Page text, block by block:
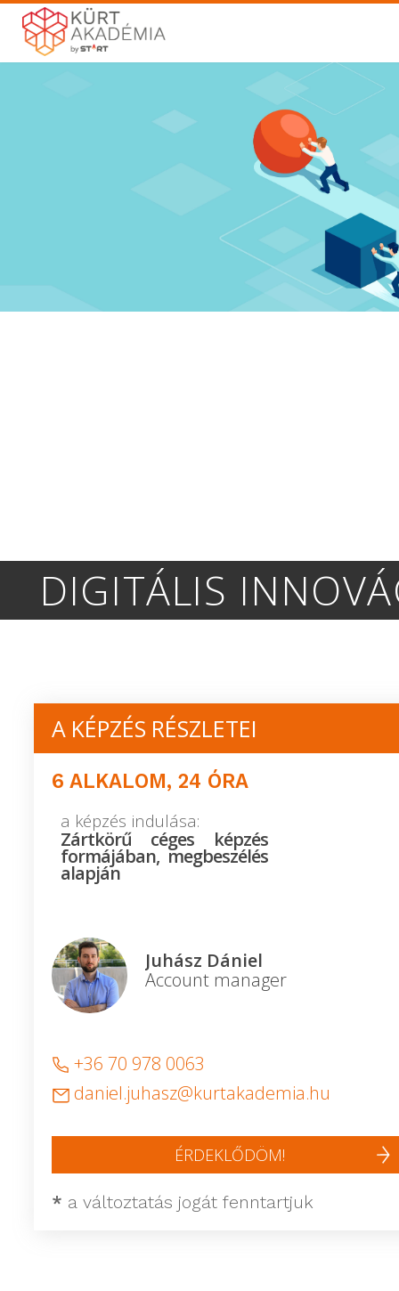
DIGITÁLIS
A KÉPZÉS RÉSZLETEI
6 ALKALOM, 24 ÓRA
a képzés indulása:
Zártkörű céges képzés
formájában, megbeszélés
alapján
Juhász Dániel
Account manager
+36 70 978 0063
daniel.juhasz@kurtakademia.hu
ÉRDEKLŐDÖM!
* a változtatás jogát fenntartjuk